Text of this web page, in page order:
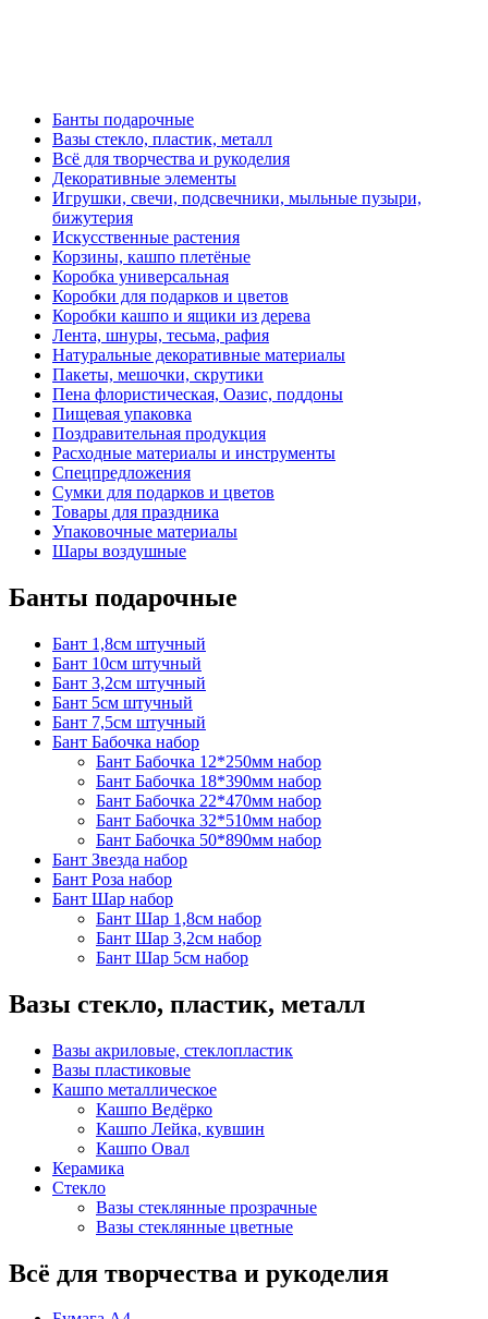
Банты подарочные
Вазы стекло, пластик, металл
Всё для творчества и рукоделия
Декоративные элементы
Игрушки, свечи, подсвечники, мыльные пузыри,
бижутерия
Искусственные растения
Корзины, кашпо плетёные
Коробка универсальная
Коробки для подарков и цветов
Коробки кашпо и ящики из дерева
Лента, шнуры, тесьма, рафия
Натуральные декоративные материалы
Пакеты, мешочки, скрутики
Пена флористическая, Оазис, поддоны
Пищевая упаковка
Поздравительная продукция
Расходные материалы и инструменты
Спецпредложения
Сумки для подарков и цветов
Товары для праздника
Упаковочные материалы
Шары воздушные
Банты подарочные
Бант 1,8см штучный
Бант 10см штучный
Бант 3,2см штучный
Бант 5см штучный
Бант 7,5см штучный
Бант Бабочка набор
Бант Бабочка 12*250мм набор
Бант Бабочка 18*390мм набор
Бант Бабочка 22*470мм набор
Бант Бабочка 32*510мм набор
Бант Бабочка 50*890мм набор
Бант Звезда набор
Бант Роза набор
Бант Шар набор
Бант Шар 1,8см набор
Бант Шар 3,2см набор
Бант Шар 5см набор
Вазы стекло, пластик, металл
Вазы акриловые, стеклопластик
Вазы пластиковые
Кашпо металлическое
Кашпо Ведёрко
Кашпо Лейка, кувшин
Кашпо Овал
Керамика
Стекло
Вазы стеклянные прозрачные
Вазы стеклянные цветные
Всё для творчества и рукоделия